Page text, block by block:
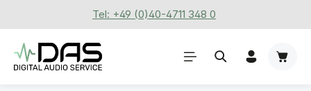
Zum Hauptinhalt springenTel: +49 (0)40-4711 348 0